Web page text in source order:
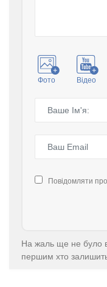
Фото Відео
Повідомляти
На жаль ще не було
першим хто залишить